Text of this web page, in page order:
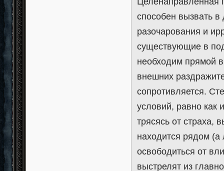
способен вызвать
разочарования и
существующие в
необходим прямой
внешних
сопротивляется.
условий, равно как
трясясь от страха,
находится рядом
освободиться от
выстрелят из